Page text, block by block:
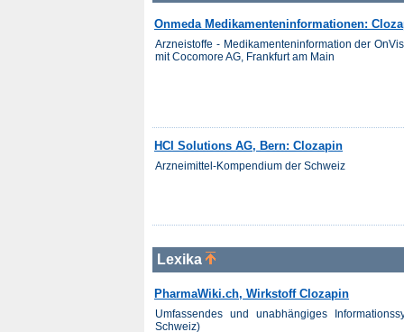
Onmeda Medikamenteninformationen:
Arzneistoffe - Medikamenteninformation der
mit Cocomore AG, Frankfurt am Main
HCI Solutions AG, Bern: Clozapin
Arzneimittel-Kompendium der Schweiz
Lexika
PharmaWiki.ch, Wirkstoff Clozapin
Umfassendes und unabhängiges
Schweiz)